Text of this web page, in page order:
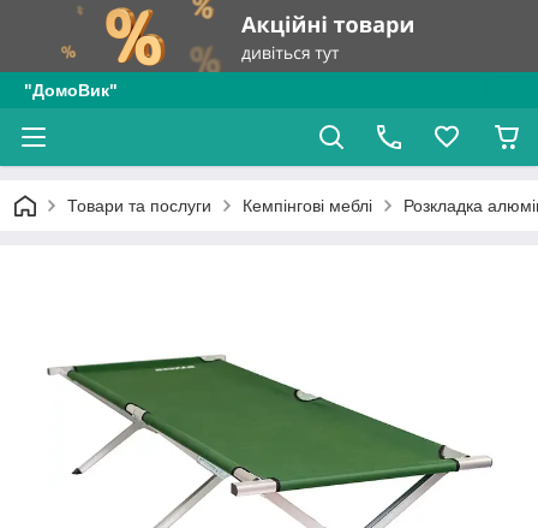
"ДомоВик"
Товари та послуги Кемпінгові меблі Розкладка